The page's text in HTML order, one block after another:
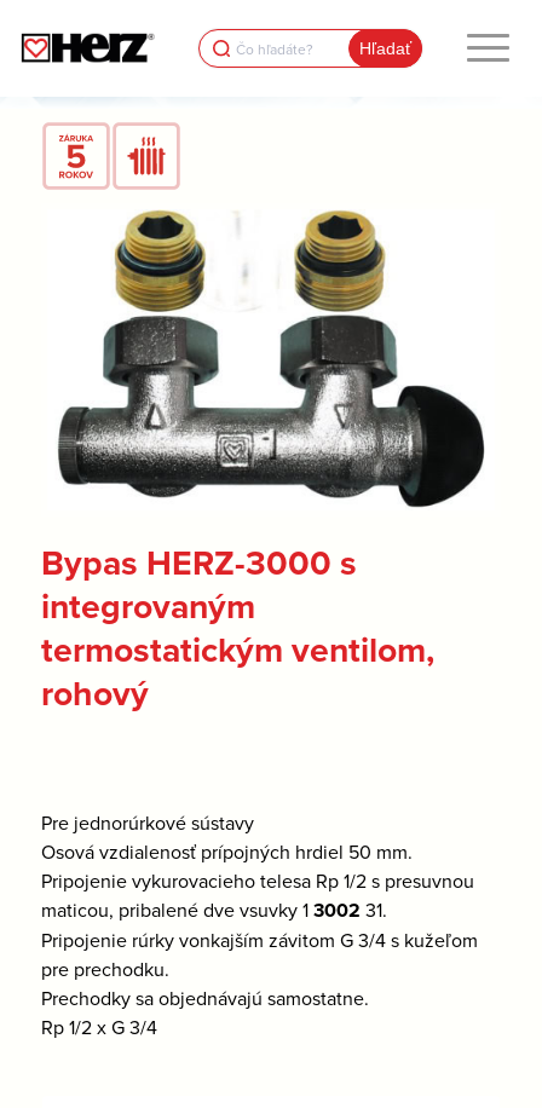
Search
for:
Bypas HERZ-3000 s
integrovaným
termostatickým ventilom,
rohový
Pre jednorúrkové sústavy
Osová vzdialenosť prípojných hrdiel 50 mm.
Pripojenie vykurovacieho telesa Rp 1/2 s presuvnou
maticou, pribalené dve vsuvky 13002 31.
Pripojenie rúrky vonkajším závitom G 3/4 s kužeľom
pre prechodku.
Prechodky sa objednávajú samostatne.
Rp 1/2 x G 3/4